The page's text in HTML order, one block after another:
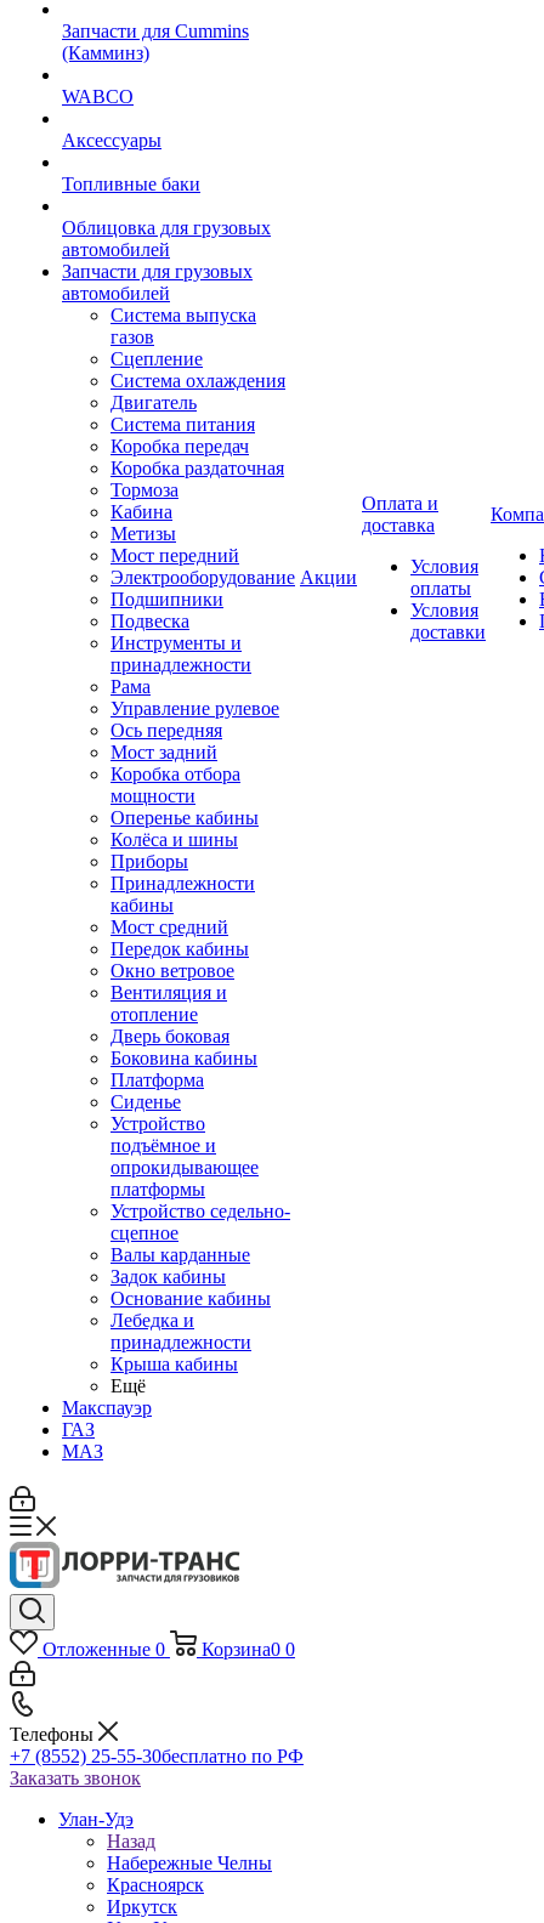
Запчасти для Cummins
(Камминз)
WABCO
Аксессуары
Топливные баки
Облицовка для грузовых
автомобилей
Запчасти для грузовых
автомобилей
Система выпуска
газов
Сцепление
Система охлаждения
Двигатель
Система питания
Коробка передач
Коробка раздаточная
Тормоза
Кабина
Метизы
Мост передний
Электрооборудование
Подшипники
Подвеска
Инструменты и
принадлежности
Рама
Управление рулевое
Ось передняя
Мост задний
Коробка отбора
мощности
Оперенье кабины
Колёса и шины
Приборы
Принадлежности
кабины
Мост средний
Передок кабины
Окно ветровое
Вентиляция и
отопление
Дверь боковая
Боковина кабины
Платформа
Сиденье
Устройство
подъёмное и
опрокидывающее
платформы
Устройство седельно-
сцепное
Валы карданные
Задок кабины
Основание кабины
Лебедка и
принадлежности
Крыша кабины
Ещё
Макспауэр
ГАЗ
МАЗ
Акции
Оплата и
доставка
Условия
оплаты
Условия
доставки
Отложенные 0 Корзина0 0
Телефоны
+7 (8552) 25-55-30бесплатно по РФ
Заказать звонок
Улан-Удэ
Назад
Набережные Челны
Красноярск
Иркутск